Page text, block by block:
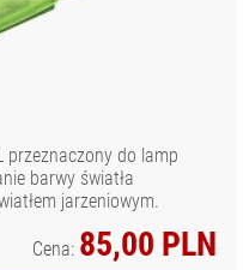
przeznaczony do lamp
barwy światła
jarzeniowym.
Cena: 85,00 PLN
I